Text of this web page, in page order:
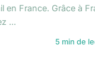
en France. Grâce à
...
5 min de